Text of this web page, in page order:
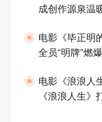
成创作源泉温
电影《毕正明
全员“明牌”燃
电影《浪浪人
《浪浪人生》